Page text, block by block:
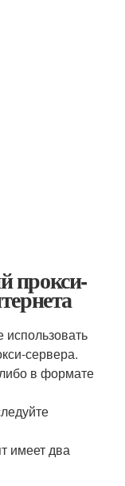
прокси-
сервера.
в формате
имеет два